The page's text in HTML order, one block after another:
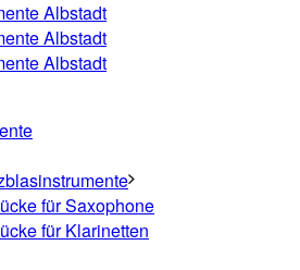
für Saxophone
für Klarinetten